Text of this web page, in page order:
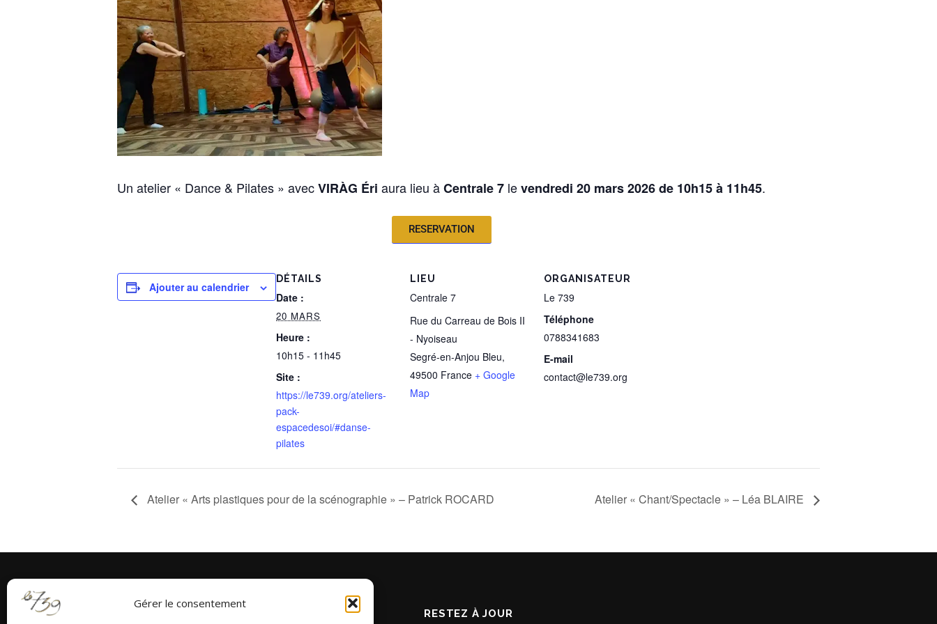
Gérer le consentement
Un atelier « Dance & Pilates » avecVIRÀG Éri aura lieu àCentrale 7 levendredi 20 mars 2026 de 10h15 à 11h45.
RESERVATION
Ajouter au calendrier
DÉTAILS
Date :
20 MARS
Heure :
10h15 - 11h45
Site :
https://le739.org/ateliers-
pack-
espacedesoi/#danse-
pilates
LIEU
Centrale 7
Rue du Carreau de Bois II
- Nyoiseau
Segré-en-Anjou Bleu,
49500 France + Google
Map
ORGANISATEUR
Le 739
Téléphone
0788341683
E-mail
contact@le739.org
Atelier « Arts plastiques pour de la scénographie » – Patrick ROCARD Atelier « Chant/Spectacle » – Léa BLAIRE
RESTEZ À JOUR